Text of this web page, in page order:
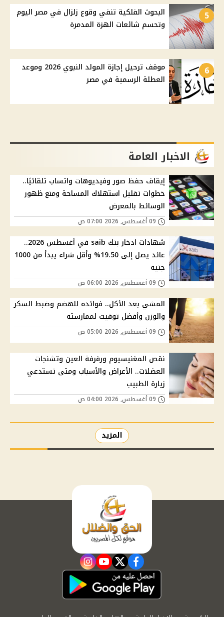
5
البحوث الفلكية تنفي وقوع زلزال في مصر اليوم
وتحسم شائعات الهزة المدمرة
6
موقف ترحيل إجازة المولد النبوي 2026 وموعد
العطلة الرسمية في مصر
الاخبار العامة
إيقاف حفظ صور وفيديوهات واتساب تلقائيًا..
خطوات تقليل استهلاك المساحة ومنع ظهور
الوسائط بالمعرض
شهادات ادخار بنك saib في أغسطس 2026..
عائد يصل إلى 19.50% وأقل شراء يبدأ من 1000
جنيه
المشي بعد الأكل.. فوائده للهضم وضبط السكر
والوزن وأفضل توقيت لممارسته
نقص المغنيسيوم ورفرفة العين وتشنجات
العضلات.. الأعراض والأسباب ومتى تستدعي
زيارة الطبيب
المزيد
facebook
twitter
youtube
instagram